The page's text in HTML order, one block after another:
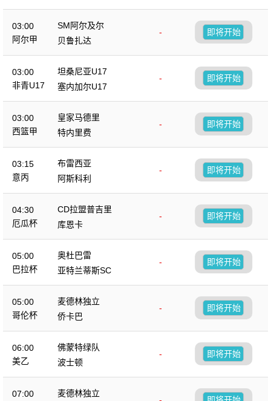
03:00
阿尔甲
SM阿尔及尔
-
贝鲁扎达
即将开始
03:00
非青U17
坦桑尼亚U17
-
塞内加尔U17
即将开始
03:00
西篮甲
皇家马德里
-
特内里费
即将开始
03:15
意丙
布雷西亚
-
阿斯科利
即将开始
04:30
厄瓜杯
CD拉盟普吉里
-
库恩卡
即将开始
05:00
巴拉杯
奥杜巴雷
-
亚特兰蒂斯SC
即将开始
05:00
哥伦杯
麦德林独立
-
侨卡巴
即将开始
06:00
美乙
佛蒙特绿队
-
波士顿
即将开始
07:00
麦德林独立